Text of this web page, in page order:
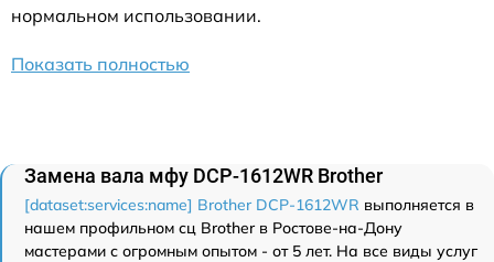
нормальном использовании.
Показать полностью
Замена вала мфу DCP-1612WR Brother
[dataset:services:name] Brother DCP-1612WR выполняется в
нашем профильном сц Brother в Ростове-на-Дону
мастерами с огромным опытом - от 5 лет. На все виды услуг